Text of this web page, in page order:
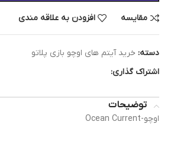
مقایسه افزودن به علاقه مندی
دسته: خرید آیتم های اوچو بازی پلاتو
اشتراک گذاری:
توضیحات
اوچو-Ocean Current